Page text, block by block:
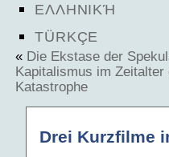
ΕΛΛΗΝΙΚΉ
TÜRKÇE
« Die Ekstase der
Kapitalismus im Zeitalter
Katastrophe
Drei Kurzfilme